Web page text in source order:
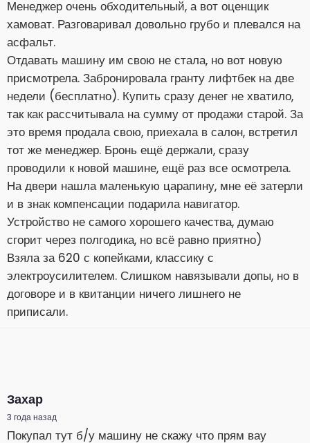
Менеджер очень обходительный, а вот оценщик
хамоват. Разговаривал довольно грубо и плевался на
асфальт.
Отдавать машину им свою не стала, но вот новую
присмотрела. Забронировала гранту лифтбек на две
недели (бесплатно). Купить сразу денег не хватило,
так как рассчитывала на сумму от продажи старой. За
это время продала свою, приехала в салон, встретил
тот же менеджер. Бронь ещё держали, сразу
проводили к новой машине, ещё раз все осмотрела.
На двери нашла маленькую царапину, мне её затерли
и в знак компенсации подарила навигатор.
Устройство не самого хорошего качества, думаю
сгорит через полгодика, но всё равно приятно)
Взяла за 620 с копейками, классику с
электроусилителем. Слишком навязывали допы, но в
договоре и в квитанции ничего лишнего не
приписали.
Захар
3 года назад
Покупал тут б/у машину не скажу что прям вау